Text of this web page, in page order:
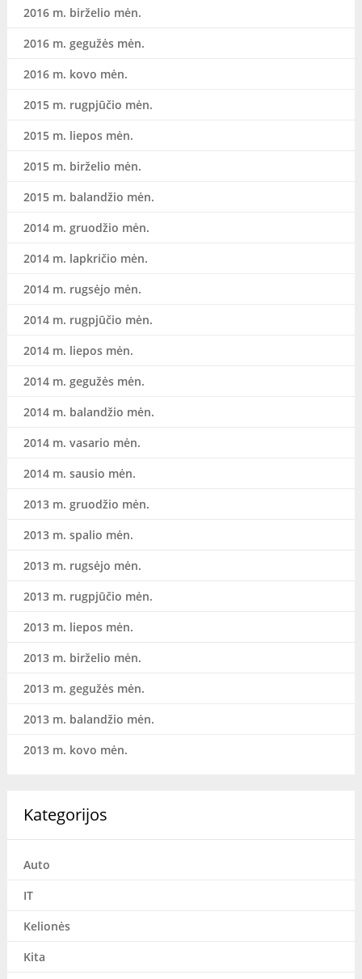
2016 m. birželio mėn.
2016 m. gegužės mėn.
2016 m. kovo mėn.
2015 m. rugpjūčio mėn.
2015 m. liepos mėn.
2015 m. birželio mėn.
2015 m. balandžio mėn.
2014 m. gruodžio mėn.
2014 m. lapkričio mėn.
2014 m. rugsėjo mėn.
2014 m. rugpjūčio mėn.
2014 m. liepos mėn.
2014 m. gegužės mėn.
2014 m. balandžio mėn.
2014 m. vasario mėn.
2014 m. sausio mėn.
2013 m. gruodžio mėn.
2013 m. spalio mėn.
2013 m. rugsėjo mėn.
2013 m. rugpjūčio mėn.
2013 m. liepos mėn.
2013 m. birželio mėn.
2013 m. gegužės mėn.
2013 m. balandžio mėn.
2013 m. kovo mėn.
Kategorijos
Auto
IT
Kelionės
Kita